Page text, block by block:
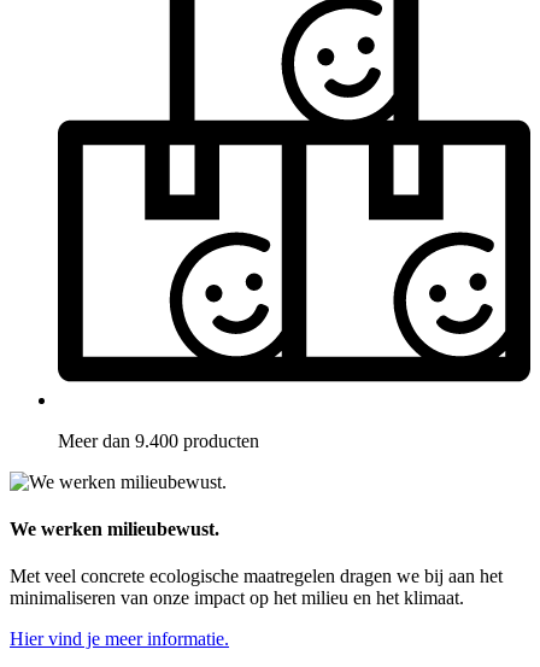
Meer dan 9.400 producten
We werken milieubewust.
Met veel concrete ecologische maatregelen dragen we bij aan het
minimaliseren van onze impact op het milieu en het klimaat.
Hier vind je meer informatie.